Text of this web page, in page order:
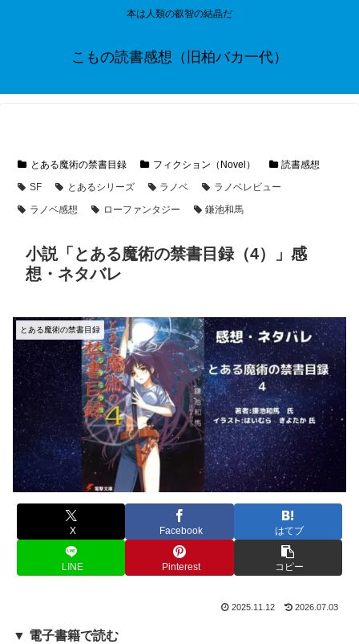
本は人類の叡智の結晶だ
こもの読書感想（旧柏バカ一代）
とある魔術の禁書目録 フィクション（Novel）
読書感想
SF
とあるシリーズ ラノベ
ラノベレビュー
ラノベ感想
ローファンタジー 鎌池和馬
小説「とある魔術の禁書目録（4）」感
想・ネタバレ
とある魔術の禁書目録
X Facebook はてブ
LINE Pinterest コピー
2025.11.12 2026.07.03
▼ 電子書籍で読む